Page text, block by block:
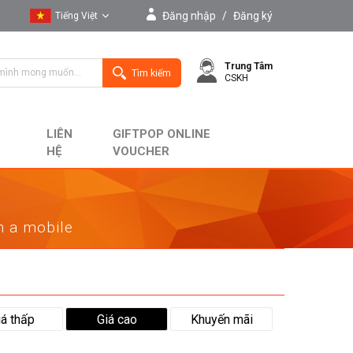
Tiếng Việt
English
Đăng nhập / Đăng ký
Tìm kiếm
Trung Tâm
CSKH
LIÊN
HỆ
GIFTPOP ONLINE
VOUCHER
a mobile
thấp Giá cao Khuyến mãi